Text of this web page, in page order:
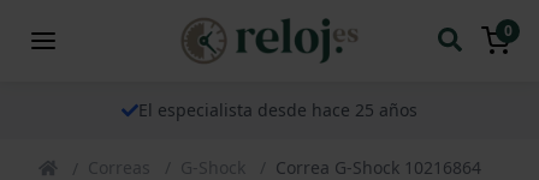
0
El especialista desde hace 25 años
Correas G-Shock Correa G-Shock 10216864